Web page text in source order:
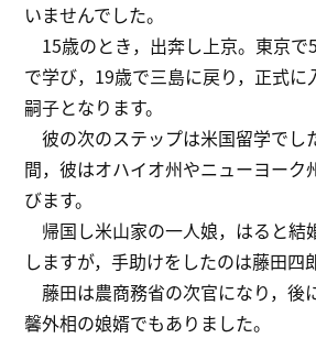
いませんでした。
15歳のとき，出奔し上京。東京で
で学び，19歳で三島に戻り，正式
嗣子となります。
彼の次のステップは米国留学でし
間，彼はオハイオ州やニューヨーク
びます。
帰国し米山家の一人娘，はると結
しますが，手助けをしたのは藤田四
藤田は農商務省の次官になり，後
馨外相の娘婿でもありました。